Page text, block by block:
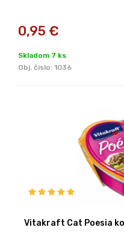
0,95 €
Skladom 7 ks
Obj. čislo: 1036
Vitakraft Cat Poesia